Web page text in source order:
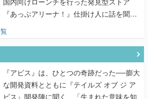
『あっぷアリーナ！』仕掛け人に話を聞い
てみた
『アビス』は、ひとつの奇跡だった──膨大
な開発資料とともに『テイルズ オブ ジ ア
ビス』開発陣に聞く、「生まれた意味を知